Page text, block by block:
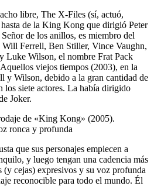
libre, The X-Files (sí, actuó,
de la King Kong que dirigió Peter
de los anillos, es miembro del
Ferrell, Ben Stiller, Vince Vaughn,
Luke Wilson, el nombre Frat Pack
viejos tiempos (2003), en la
y Wilson, debido a la gran cantidad de
los siete actores. La había dirigido
Joker.
de «King Kong» (2005).
ronca y profunda
que sus personajes empiecen a
y luego tengan una cadencia más
(y cejas) expresivos y su voz profunda
reconocible para todo el mundo. Él